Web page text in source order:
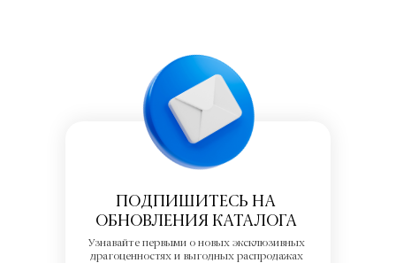
ПОДПИШИТЕСЬ НА
ОБНОВЛЕНИЯ КАТАЛОГА
Узнавайте первыми о новых эксклюзивных
драгоценностях и выгодных распродажах